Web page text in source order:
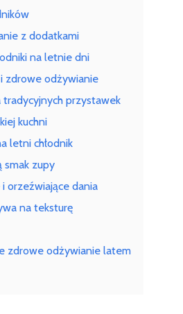
z dodatkami
na letnie dni
i zdrowe odżywianie
przystawek
kuchni
letni chłodnik
smak zupy
orzeźwiające dania
na teksturę
zdrowe odżywianie latem